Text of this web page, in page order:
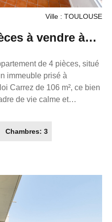
Ville : TOULOUSE
à vendre à
étage avec vue
de 4 pièces, situé
immeuble prisé à
Carrez de 106 m², ce bien
de vie calme et
meublée et équipée
équipée avec un lave-
avec sa salle de
d'eau, deux toilettes, ainsi
dépendance. Des
installés (dans les
++spécifiques)
Chambres: 3